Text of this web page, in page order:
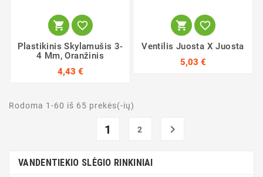
 
Plastikinis Skylamušis 3-
4 Mm, Oranžinis
4,43 €
 
Ventilis Juosta X Juosta
5,03 €
Rodoma 1-60 iš 65 prekės(-ių)
1 2 
VANDENTIEKIO SLĖGIO RINKINIAI